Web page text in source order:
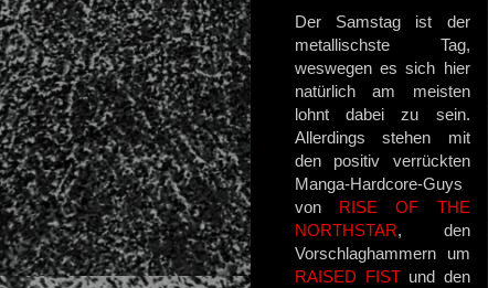
Der Samstag ist der
metallischste Tag,
weswegen es sich hier
natürlich am meisten
lohnt dabei zu sein.
Allerdings stehen mit
den positiv verrückten
Manga-Hardcore-Guys
von RISE OF THE
NORTHSTAR, den
Vorschlaghammern um
RAISED FISTund den